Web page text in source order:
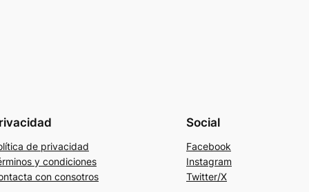
de privacidad
y condiciones
con consotros
Social
Facebook
Instagram
Twitter/X